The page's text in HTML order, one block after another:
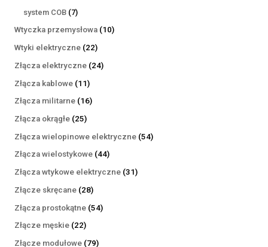
system COB 77
produktów
Wtyczka przemysłowa 1010
Wtyki elektryczne 2222
produkty
Złącza elektryczne 2424
Złącza kablowe 1111
produktów
Złącza militarne 1616
Złącza okrągłe 2525
produktów
Złącza wielopinowe elektryczne 5454
Złącza wielostykowe 4444
produkty
Złącza wtykowe elektryczne 3131
Złącze skręcane 2828
produktów
Złącza prostokątne 5454
Złącze męskie 2222
produkty
Złącze modułowe 7979